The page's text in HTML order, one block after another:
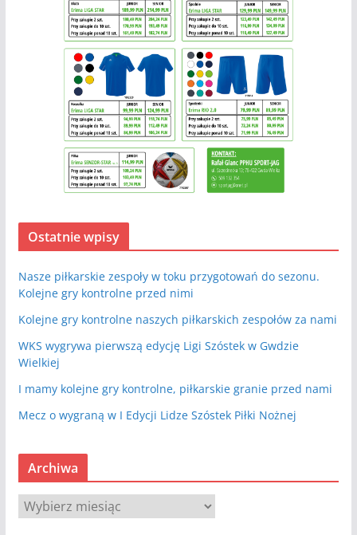
Ostatnie wpisy
Nasze piłkarskie zespoły w toku przygotowań do sezonu.
Kolejne gry kontrolne przed nimi
Kolejne gry kontrolne naszych piłkarskich zespołów za nami
WKS wygrywa pierwszą edycję Ligi Szóstek w Gwdzie
Wielkiej
I mamy kolejne gry kontrolne, piłkarskie granie przed nami
Mecz o wygraną w I Edycji Lidze Szóstek Piłki Nożnej
Archiwa
A
r